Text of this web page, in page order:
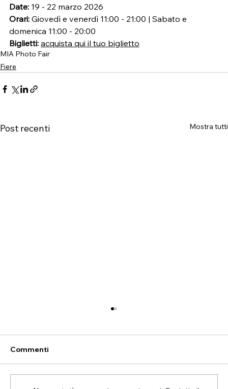
Date: 19 - 22 marzo 2026
Orari: Giovedì e venerdì 11:00 - 21:00 | Sabato e
domenica 11:00 - 20:00
Biglietti: acquista qui il tuo biglietto
MIA Photo Fair
Fiere
Post recenti Mostra tutti
Commenti